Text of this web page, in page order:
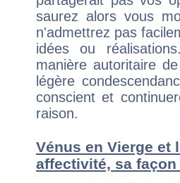
saurez alors vous
n'admettrez pas
idées ou
manière autoritaire
légère
conscient et
raison.
Vénus en Vierge et
affectivité, sa